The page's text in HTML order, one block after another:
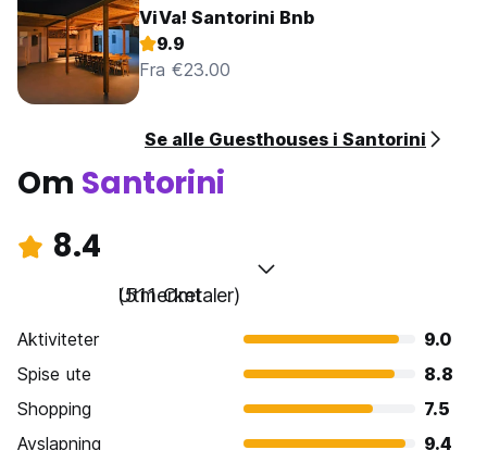
ViVa! Santorini Bnb
9.9
Fra €23.00
Se alle Guesthouses i Santorini
Om Santorini
8.4
Utmerket
(511 Omtaler)
Aktiviteter
9.0
Spise ute
8.8
Shopping
7.5
Avslapning
9.4